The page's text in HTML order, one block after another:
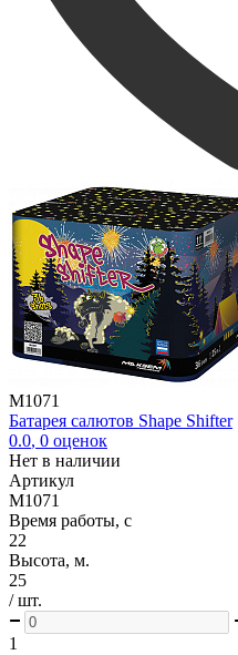
M1071
Батарея салютов Shape Shifter
0.0, 0 оценок
Нет в наличии
Артикул
M1071
Время работы, с
22
Высота, м.
25
/ шт.
1